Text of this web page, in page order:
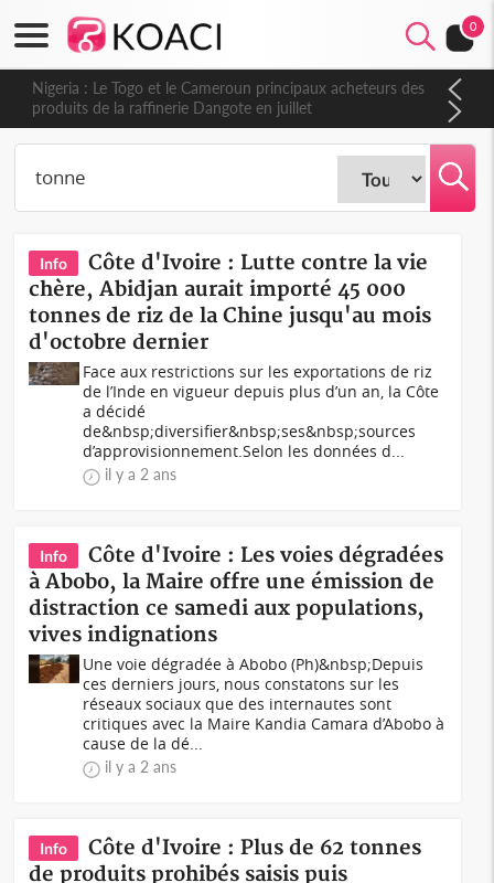
0
Nigeria : Le Togo et le Cameroun principaux acheteurs des
produits de la raffinerie Dangote en juillet
Info
Côte d'Ivoire : Lutte contre la vie
chère, Abidjan aurait importé 45 000
tonnes de riz de la Chine jusqu'au mois
d'octobre dernier
Face aux restrictions sur les exportations de riz
de l’Inde en vigueur depuis plus d’un an, la Côte
a décidé
de&nbsp;diversifier&nbsp;ses&nbsp;sources
d’approvisionnement.Selon les données d...
il y a 2 ans
Info
Côte d'Ivoire : Les voies dégradées
à Abobo, la Maire offre une émission de
distraction ce samedi aux populations,
vives indignations
Une voie dégradée à Abobo (Ph)&nbsp;Depuis
ces derniers jours, nous constatons sur les
réseaux sociaux que des internautes sont
critiques avec la Maire Kandia Camara d’Abobo à
cause de la dé...
il y a 2 ans
Info
Côte d'Ivoire : Plus de 62 tonnes
de produits prohibés saisis puis